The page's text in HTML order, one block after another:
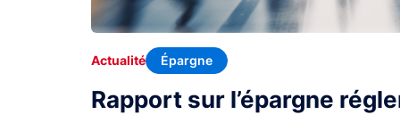
Rapport sur l’épargne
Actualité Épargne